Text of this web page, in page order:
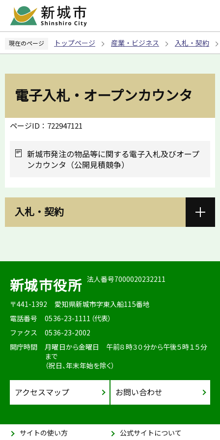
ペ
の
現在のページ トップページ 産業・ビジネス 入札・契約
電子入札・オープンカウンタ
ページID：722947121
新城市発注の物品等に関する電子入札及びオープ
ンカウンタ（公開見積競争）
入札・契約
新城市役所 法人番号7000020232211
〒441-1392
愛知県新城市字東入船115番地
電話番号
0536-23-1111（代表）
ファクス
0536-23-2002
開庁時間
月曜日から金曜日 午前８時３０分から午後５時１５分
まで
（祝日、年末年始を除く）
アクセスマップ お問い合わせ
サイトの使い方 公式サイトについて